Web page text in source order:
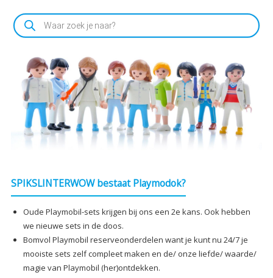
Producten
zoeken
SPIKSLINTERWOW bestaat Playmodok?
Oude Playmobil-sets krijgen bij ons een 2e kans. Ook hebben
we nieuwe sets in de doos.
Bomvol Playmobil reserveonderdelen want je kunt nu 24/7 je
mooiste sets zelf compleet maken en de/ onze liefde/ waarde/
magie van Playmobil (her)ontdekken.